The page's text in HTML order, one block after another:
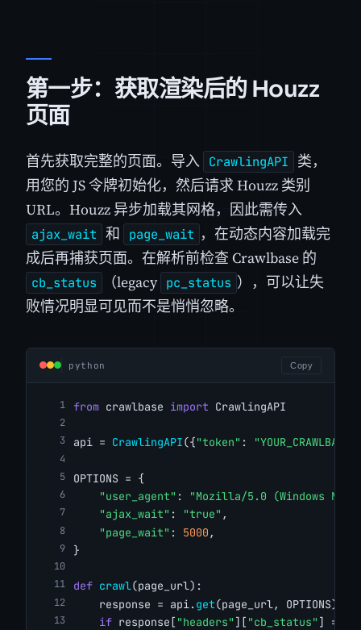
第一步：获取渲染后的 Houzz
页面
首先获取完整的页面。导入 CrawlingAPI
类，
用您的 JS 令牌初始化，然后请求 Houzz 类别
URL。Houzz 异步加载其网格，因此需传入
ajax_wait 和 page_wait ，在动态内容加载完
成后再捕获页面。在解析前检查 Crawlbase 的
cb_status （legacy pc_status ），可以让失
败情况明显可见而不是悄悄忽略。
python Copy
from crawlbase import CrawlingAPI
api = CrawlingAPI({"token" :
OPTIONS = {
"user_agent" :
"Mozilla/5.0 (Windows NT
"ajax_wait" : "true" ,
"page_wait" : 5000 ,
}
def crawl(page_url):
    response = api.
get(page_url, OPTIONS)
if response[ "headers" ][ "cb_status" ] ==